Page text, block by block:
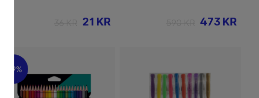
21 KR 473 KR
19%